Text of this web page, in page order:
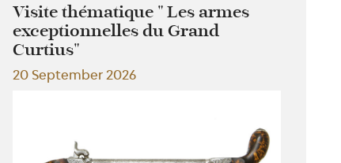
Visite thématique " Les armes
exceptionnelles du Grand
Curtius"
20 September 2026